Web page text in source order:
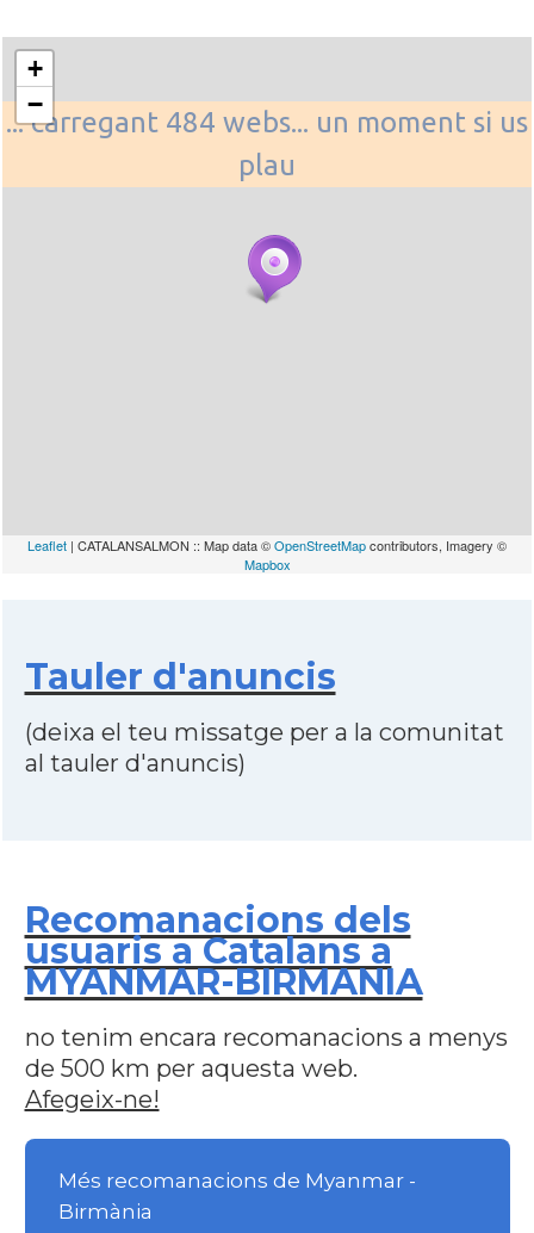
... carregant 484 webs... un moment si us
plau
+
−
Leaflet | CATALANSALMON :: Map data ©OpenStreetMapcontributors, Imagery ©
Mapbox
Tauler d'anuncis
(deixa el teu missatge per a la comunitat
al tauler d'anuncis)
Recomanacions dels
usuaris a Catalans a
MYANMAR-BIRMANIA
no tenim encara recomanacions a menys
de 500 km per aquesta web.
Afegeix-ne!
Més recomanacions de Myanmar -
Birmània